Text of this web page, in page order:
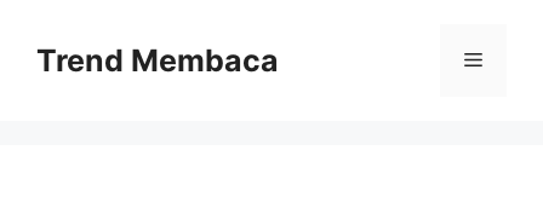
contentTrend Membaca Menu